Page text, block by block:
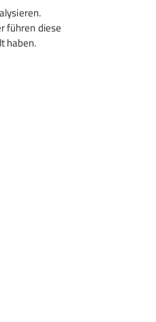
führen diese
haben.